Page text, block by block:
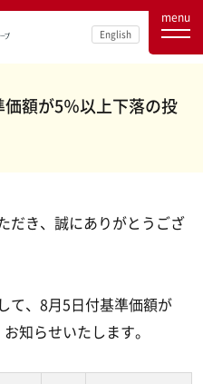
English
menu
価額が5％以上下落の投
だき、誠にありがとうござ
て、8月5日付基準価額が
知らせいたします。